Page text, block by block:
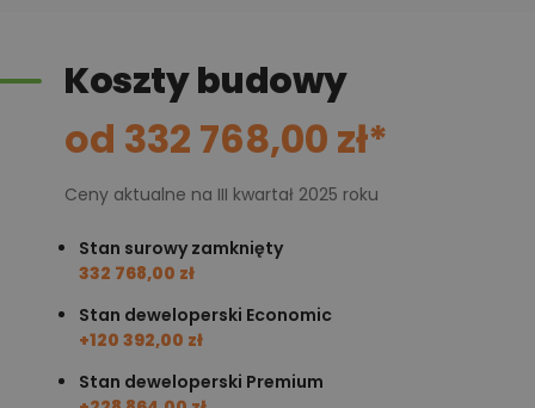
Zadzwoń52 384 49 90lub NAPISZ
Koszty budowy
od 332 768,00 zł*
Ceny aktualne na III kwartał 2025 roku
Stan surowy zamknięty
332 768,00 zł
Stan deweloperski Economic
+120 392,00 zł
Stan deweloperski Premium